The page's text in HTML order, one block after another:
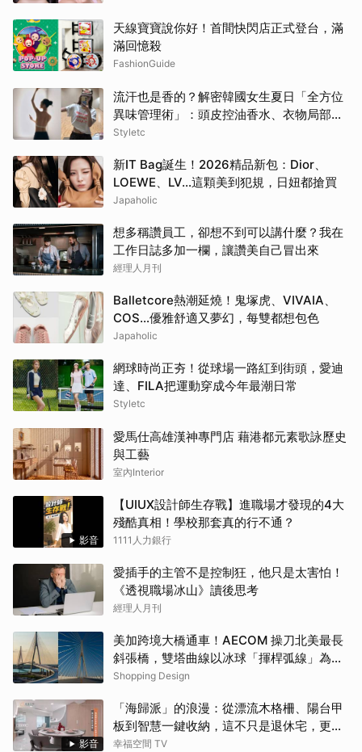
天線寶寶說你好！首間快閃店正式登台，滿
滿回憶殺
FashionGuide
流汗也是香的？解密韓國女生夏日「全方位
異味管理術」：頭皮控油香水、衣物局部消
臭，打造自帶母胎偽體香
Styletc
新IT Bag誕生！2026精品新包：Dior、
LOEWE、LV…這顆美到犯規，日妞都搶買
Japaholic
想多稱讚員工，卻想不到可以講什麼？我在
工作日誌多加一欄，讓讚美自己冒出來
經理人月刊
Balletcore熱潮延燒！鬼塚虎、VIVAIA、
COS…優雅舒適又夢幻，每雙都想包色
Japaholic
網球時尚正夯！從球場一路紅到街頭，愛迪
達、FILA把運動穿成今年最潮日常
Styletc
愛馬仕高雄漢神專門店 藉港都元素歌詠歷史
與工藝
室內Interior
影音
【UIUX設計師生存戰】進職場才發現的4大
殘酷真相！學校那套真的行不通？
1111人力銀行
愛插手的主管不是控制狂，他只是太害怕！
《透視職場冰山》讀後思考
經理人月刊
美加跨境大橋通車！AECOM 操刀北美最長
斜張橋，雙塔曲線以冰球「揮桿弧線」為靈
感
Shopping Design
影音
「海歸派」的浪漫：從漂流木格柵、陽台甲
板到智慧一鍵收納，這不只是退休宅，更是
遊子的心靈港灣！！
幸福空間 TV